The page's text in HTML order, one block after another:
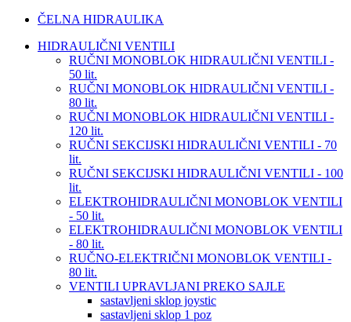
ČELNA HIDRAULIKA
HIDRAULIČNI VENTILI
RUČNI MONOBLOK HIDRAULIČNI VENTILI -
50 lit.
RUČNI MONOBLOK HIDRAULIČNI VENTILI -
80 lit.
RUČNI MONOBLOK HIDRAULIČNI VENTILI -
120 lit.
RUČNI SEKCIJSKI HIDRAULIČNI VENTILI - 70
lit.
RUČNI SEKCIJSKI HIDRAULIČNI VENTILI - 100
lit.
ELEKTROHIDRAULIČNI MONOBLOK VENTILI
- 50 lit.
ELEKTROHIDRAULIČNI MONOBLOK VENTILI
- 80 lit.
RUČNO-ELEKTRIČNI MONOBLOK VENTILI -
80 lit.
VENTILI UPRAVLJANI PREKO SAJLE
sastavljeni sklop joystic
sastavljeni sklop 1 poz